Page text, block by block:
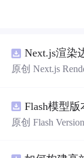
原创 Next.js
入约定、规则参
压缩包包含完整
原创 Flash